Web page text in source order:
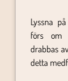
Lyssna
förs om
drabbas
detta